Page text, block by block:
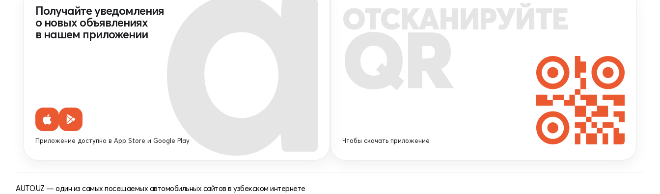
Получайте уведомления
о новых объявлениях
в нашем приложении
Приложение доступно в App Store и Google Play
ОТСКАНИРУЙТЕ
QR
Чтобы скачать приложение
AUTO.UZ — один из самых посещаемых автомобильных сайтов в узбекском интернете